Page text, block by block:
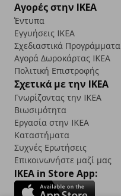
Αγορές στην IKEA
Έντυπα
Εγγυήσεις IKEA
Σχεδιαστικά Προγράμματα
Αγορά Δωρoκάρτας IKEA
Πολιτική Επιστροφής
Σχετικά με την IKEA
Γνωρίζοντας την IKEA
Βιωσιμότητα
Εργασία στην IKEA
Καταστήματα
Συχνές Ερωτήσεις
Επικοινωνήστε μαζί μας
IKEA in Store App: